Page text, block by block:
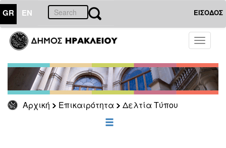
GR EN ΕΙΣΟΔΟΣ
Toggle
Αρχική Επικαιρότητα Δελτία Τύπου
ΕΠΙΚΑΙΡΟΤΗΤΑ
Τύπου
Αρχείο